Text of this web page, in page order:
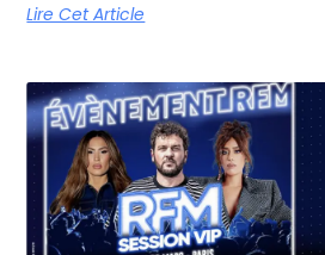
Lire Cet Article